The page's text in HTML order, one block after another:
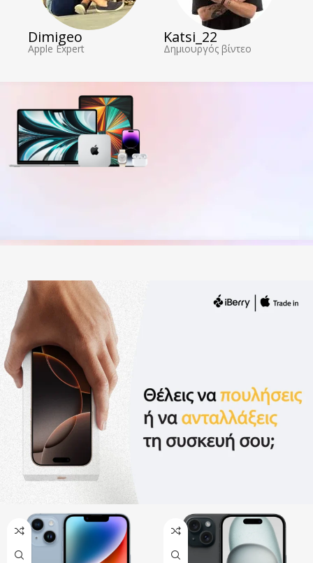
Dimigeo
Apple Expert
Katsi_22
Δημιουργός βίντεο